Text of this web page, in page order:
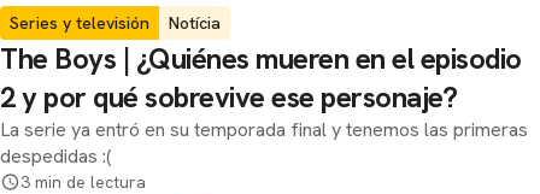
Series y televisión Notícia
The Boys | ¿Quiénes mueren en el episodio
2 y por qué sobrevive ese personaje?
La serie ya entró en su temporada final y tenemos las primeras
despedidas :(
3 min de lectura